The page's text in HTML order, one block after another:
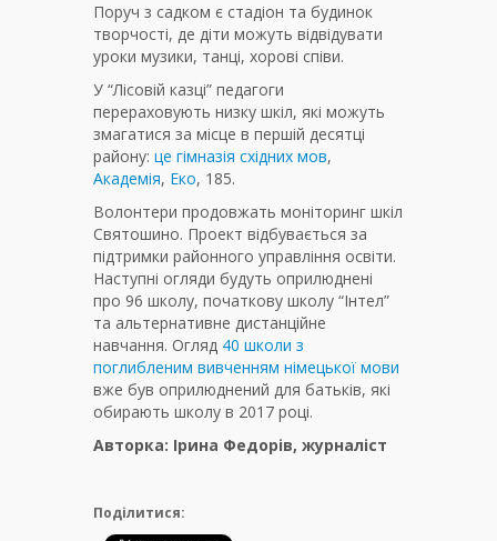
Поруч з садком є стадіон та будинок
творчості, де діти можуть відвідувати
уроки музики, танці, хорові співи.
У “Лісовій казці” педагоги
перераховують низку шкіл, які можуть
змагатися за місце в першій десятці
району: це гімназія східних мов,
Академія, Еко, 185.
Волонтери продовжать моніторинг шкіл
Святошино. Проект відбувається за
підтримки районного управління освіти.
Наступні огляди будуть оприлюднені
про 96 школу, початкову школу “Інтел”
та альтернативне дистанційне
навчання. Огляд 40 школи з
поглибленим вивченням німецької мови
вже був оприлюднений для батьків, які
обирають школу в 2017 році.
Авторка: Ірина Федорів, журналіст
Поділитися: